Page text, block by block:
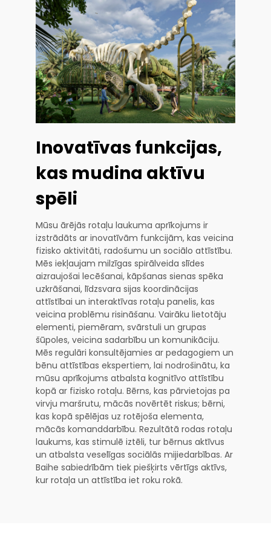
Inovatīvas funkcijas,
kas mudina aktīvu
spēli
Mūsu ārējās rotaļu laukuma aprīkojums ir
izstrādāts ar inovatīvām funkcijām, kas veicina
fizisko aktivitāti, radošumu un sociālo attīstību.
Mēs iekļaujam milzīgas spirālveida slīdes
aizraujošai lecēšanai, kāpšanas sienas spēka
uzkrāšanai, līdzsvara sijas koordinācijas
attīstībai un interaktīvas rotaļu panelis, kas
veicina problēmu risināšanu. Vairāku lietotāju
elementi, piemēram, svārstuli un grupas
šūpoles, veicina sadarbību un komunikāciju.
Mēs regulāri konsultējamies ar pedagogiem un
bēnu attīstības ekspertiem, lai nodrošinātu, ka
mūsu aprīkojums atbalsta kognitīvo attīstību
kopā ar fizisko rotaļu. Bērns, kas pārvietojas pa
virvju maršrutu, mācās novērtēt riskus; bērni,
kas kopā spēlējas uz rotējoša elementa,
mācās komanddarbību. Rezultātā rodas rotaļu
laukums, kas stimulē iztēli, tur bērnus aktīvus
un atbalsta veselīgas sociālās mijiedarbības. Ar
Baihe sabiedrībām tiek piešķirts vērtīgs aktīvs,
kur rotaļa un attīstība iet roku rokā.